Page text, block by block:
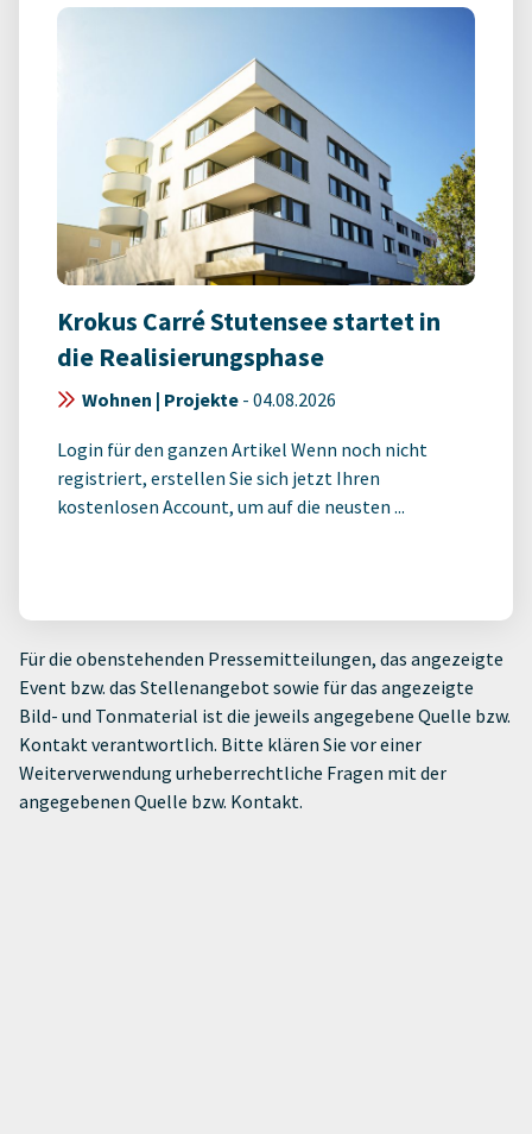
Krokus Carré Stutensee startet in
die Realisierungsphase
Wohnen | Projekte - 04.08.2026
Login für den ganzen Artikel Wenn noch nicht
registriert, erstellen Sie sich jetzt Ihren
kostenlosen Account, um auf die neusten ...
Für die obenstehenden Pressemitteilungen, das angezeigte
Event bzw. das Stellenangebot sowie für das angezeigte
Bild- und Tonmaterial ist die jeweils angegebene Quelle bzw.
Kontakt verantwortlich. Bitte klären Sie vor einer
Weiterverwendung urheberrechtliche Fragen mit der
angegebenen Quelle bzw. Kontakt.